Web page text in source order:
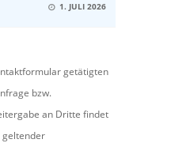
1. JULI 2026
getätigten
bzw.
an Dritte findet
geltender